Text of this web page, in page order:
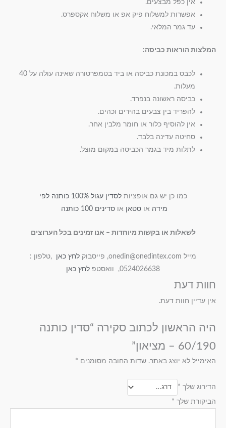
אין כפל מבצעים.
אפשרות למשלוח פיק אפ או משלוח אקספרס.
עד גמר המלאי.
המלצות הוראות כביסה:
לכבס במכונת כביסה או ביד בטמפרטורה שאינה עולה על 40
מעלות.
כביסה ראשונה בנפרד.
להפריד בין צבעים בהירים וכהים.
אין להוסיף כלור או חומר מלבין אחר.
סחיטה עדינה בלבד.
לתלות מיד בגמר הכביסה במקום מוצל.
כמו כן יש גם אופציות
לסדין עגול 100% כותנה לפי
מידה אוסטאן אוסדינים 100 כותנה
לשאלות או בקשות מיוחדות – אנו זמינים בכל הערוצים
מייל onedin@onedintex.com, פייסבוק לחץ כאן ,טלפון :
0524026638, וואסטפ
לחץ כאן
חוות דעת
אין עדיין חוות דעת.
היה הראשון לכתוב סקירה “סדין כותנה
60/190 – מציאון”
האימייל לא יוצג באתר. שדות החובה מסומנים *
הדירוג שלך *
הביקורת שלך *